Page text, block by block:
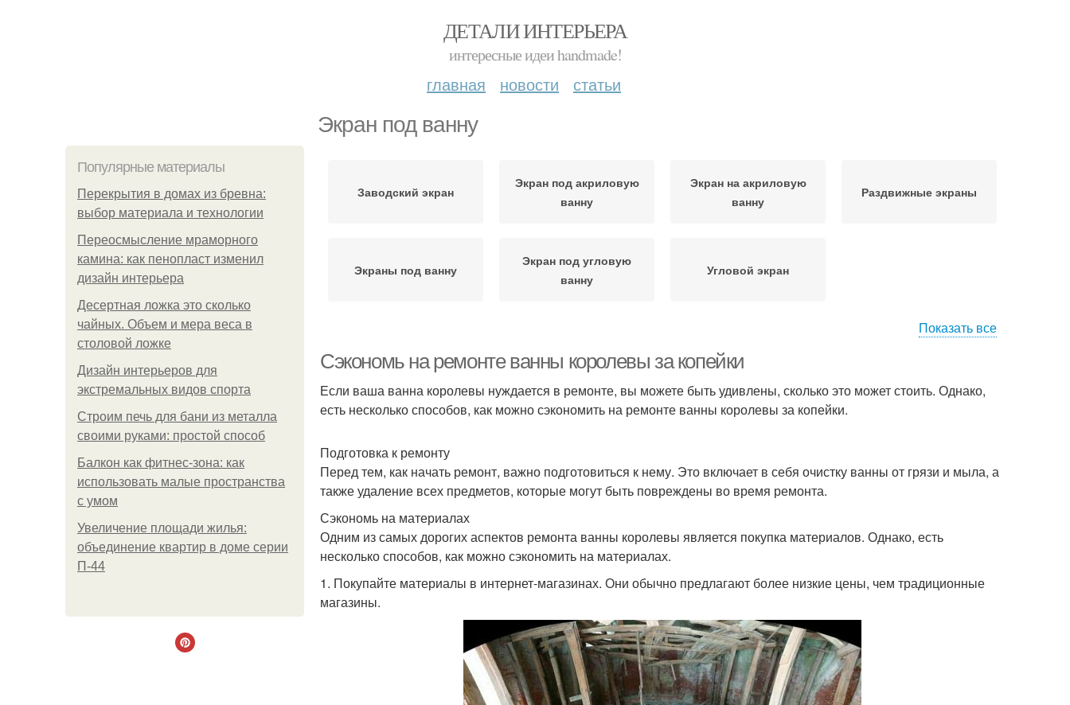
ДЕТАЛИ ИНТЕРЬЕРА
интересные идеи handmade!
главная новости статьи
Экран под ванну
Популярные материалы
Перекрытия в домах из бревна:
выбор материала и технологии
Переосмысление мраморного
камина: как пенопласт изменил
дизайн интерьера
Десертная ложка это сколько
чайных. Объем и мера веса в
столовой ложке
Дизайн интерьеров для
экстремальных видов спорта
Строим печь для бани из металла
своими руками: простой способ
Балкон как фитнес-зона: как
использовать малые пространства
с умом
Увеличение площади жилья:
объединение квартир в доме серии
П-44
Заводский экран
Экран под акриловую
ванну
Экран на акриловую
ванну
Раздвижные экраны
Экраны под ванну
Экран под угловую
ванну
Угловой экран
Показать все
Сэкономь на ремонте ванны королевы за копейки
Если ваша ванна королевы нуждается в ремонте, вы можете быть удивлены, сколько это может стоить. Однако,
есть несколько способов, как можно сэкономить на ремонте ванны королевы за копейки.
Подготовка к ремонту
Перед тем, как начать ремонт, важно подготовиться к нему. Это включает в себя очистку ванны от грязи и мыла, а
также удаление всех предметов, которые могут быть повреждены во время ремонта.
Сэкономь на материалах
Одним из самых дорогих аспектов ремонта ванны королевы является покупка материалов. Однако, есть
несколько способов, как можно сэкономить на материалах.
1. Покупайте материалы в интернет-магазинах. Они обычно предлагают более низкие цены, чем традиционные
магазины.